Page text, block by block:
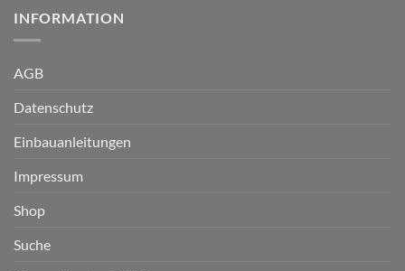
INFORMATION
AGB
Datenschutz
Einbauanleitungen
Impressum
Shop
Suche